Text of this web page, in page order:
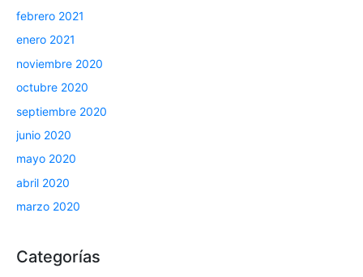
febrero 2021
enero 2021
noviembre 2020
octubre 2020
septiembre 2020
junio 2020
mayo 2020
abril 2020
marzo 2020
Categorías